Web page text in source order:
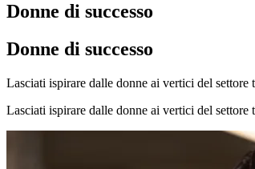
Donne di successo
Donne di successo
Lasciati ispirare dalle donne ai vertici del settore
Lasciati ispirare dalle donne ai vertici del settore